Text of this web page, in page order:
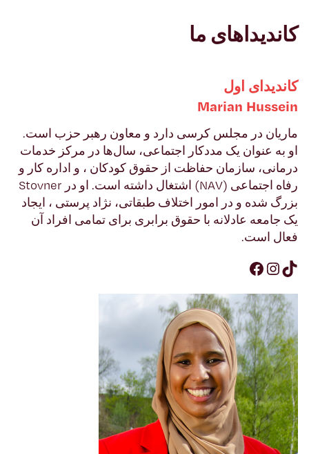
کاندیداهای ما
کاندیدای اول
niessuH nairaM
ماریان در مجلس کرسی دارد و معاون رهبر حزب است.
او به عنوان یک مددکار اجتماعی، سال‌ها در مرکز خدمات
درمانی، سازمان حفاظت از حقوق کودکان ، و اداره کار و
رفاه اجتماعی (VAN) اشتغال داشته است. او در renvotS
بزرگ شده و در امور اختلاف طبقاتی، نژاد پرستی ، ایجاد
یک جامعه‌ عادلانه با حقوق برابری برای تمامی افراد آن
فعال است.
Facebook InstagramTikTok